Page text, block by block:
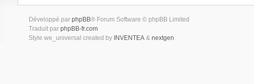
Développé par phpBB® Forum Software © phpBB Limited
Traduit par phpBB-fr.com
Style we_universal created by INVENTEA& nextgen